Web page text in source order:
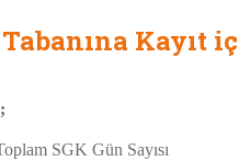
Tabanına Kayıt
SGK Gün Sayısı